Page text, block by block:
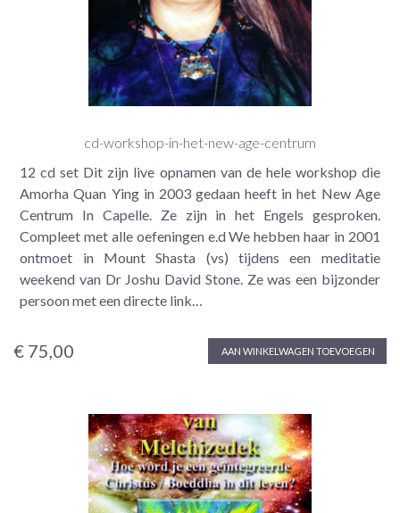
cd-workshop-in-het-new-age-centrum
12 cd set Dit zijn live opnamen van de hele workshop die
Amorha Quan Ying in 2003 gedaan heeft in het New Age
Centrum In Capelle. Ze zijn in het Engels gesproken.
Compleet met alle oefeningen e.d We hebben haar in 2001
ontmoet in Mount Shasta (vs) tijdens een meditatie
weekend van Dr Joshu David Stone. Ze was een bijzonder
persoon met een directe link…
€ 75,00 AAN WINKELWAGEN TOEVOEGEN